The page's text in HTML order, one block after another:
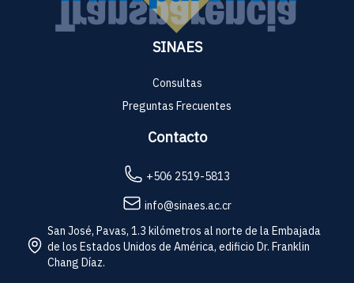
SINAES
Consultas
Preguntas Frecuentes
Contacto
+506 2519-5813
info@sinaes.ac.cr
San José, Pavas, 1.3 kilómetros al norte de la Embajada
de los Estados Unidos de América, edificio Dr. Franklin
Chang Díaz.